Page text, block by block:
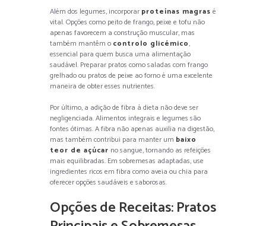
Além dos legumes, incorporar proteínas magras é
vital. Opções como peito de frango, peixe e tofu não
apenas favorecem a construção muscular, mas
também mantêm o controlo glicémico,
essencial para quem busca uma alimentação
saudável. Preparar pratos como saladas com frango
grelhado ou pratos de peixe ao forno é uma excelente
maneira de obter esses nutrientes.
Por último, a adição de fibra à dieta não deve ser
negligenciada. Alimentos integrais e legumes são
fontes ótimas. A fibra não apenas auxilia na digestão,
mas também contribui para manter um baixo
teor de açúcar no sangue, tornando as refeições
mais equilibradas. Em sobremesas adaptadas, use
ingredientes ricos em fibra como aveia ou chia para
oferecer opções saudáveis e saborosas.
Opções de Receitas: Pratos